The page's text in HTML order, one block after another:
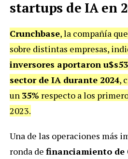
startups de IA en
Crunchbase, la compañía
sobre distintas empresas,
inversores aportaron
sector de IA durante 2024,
un 35% respecto a los
2023.
Una de las operaciones más
ronda de financiamiento de